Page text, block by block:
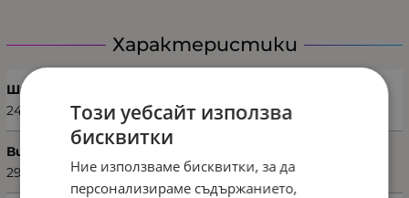
Характеристики
Ширина (см)
24
Височина (см)
29
Този уебсайт използва
бисквитки
Ние използваме бисквитки, за да
персонализираме съдържанието,